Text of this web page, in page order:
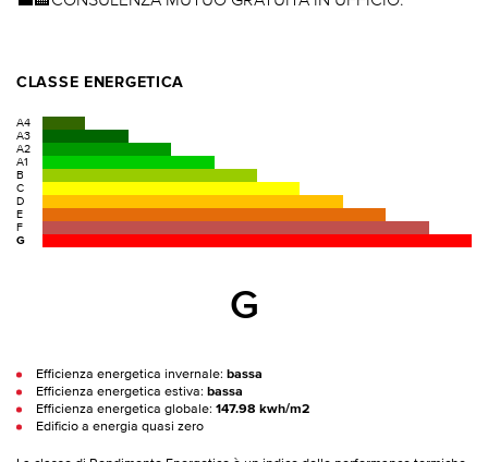
CLASSE ENERGETICA
A4
A3
A2
A1
B
C
D
E
F
G
G
Efficienza energetica invernale: bassa
Efficienza energetica estiva: bassa
Efficienza energetica globale: 147.98 kwh/m2
Edificio a energia quasi zero